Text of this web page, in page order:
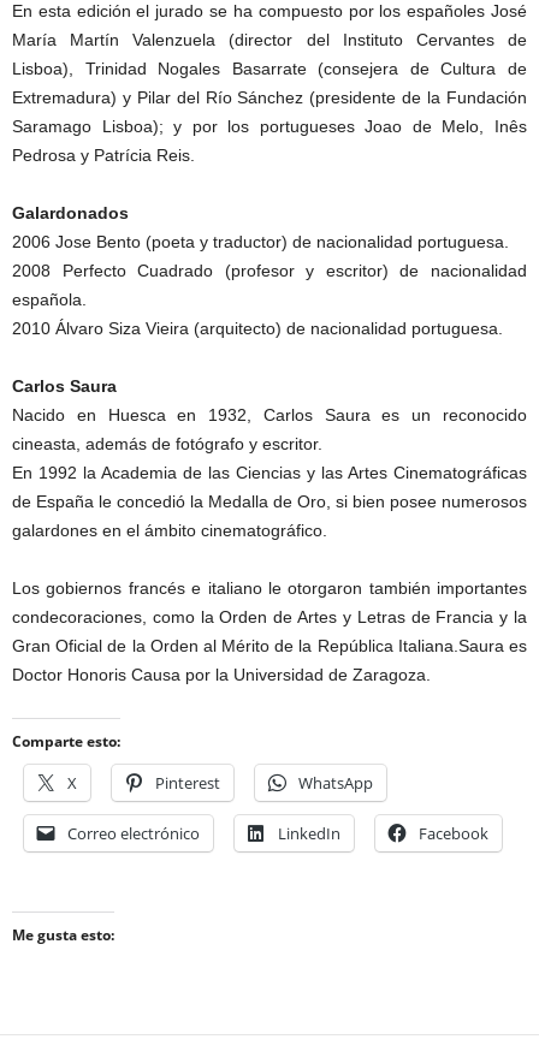
En esta edición el jurado se ha compuesto por los españoles José
María Martín Valenzuela (director del Instituto Cervantes de
Lisboa), Trinidad Nogales Basarrate (consejera de Cultura de
Extremadura) y Pilar del Río Sánchez (presidente de la Fundación
Saramago Lisboa); y por los portugueses Joao de Melo, Inês
Pedrosa y Patrícia Reis.
Galardonados
2006 Jose Bento (poeta y traductor) de nacionalidad portuguesa.
2008 Perfecto Cuadrado (profesor y escritor) de nacionalidad
española.
2010 Álvaro Siza Vieira (arquitecto) de nacionalidad portuguesa.
Carlos Saura
Nacido en Huesca en 1932, Carlos Saura es un reconocido
cineasta, además de fotógrafo y escritor.
En 1992 la Academia de las Ciencias y las Artes Cinematográficas
de España le concedió la Medalla de Oro, si bien posee numerosos
galardones en el ámbito cinematográfico.
Los gobiernos francés e italiano le otorgaron también importantes
condecoraciones, como la Orden de Artes y Letras de Francia y la
Gran Oficial de la Orden al Mérito de la República Italiana.Saura es
Doctor Honoris Causa por la Universidad de Zaragoza.
Comparte esto:
X Pinterest WhatsApp
Correo electrónico LinkedIn Facebook
Me gusta esto: